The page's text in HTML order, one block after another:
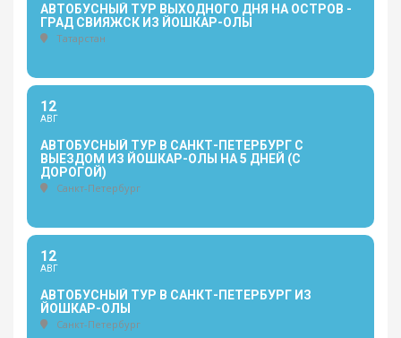
АВТОБУСНЫЙ ТУР ВЫХОДНОГО ДНЯ НА ОСТРОВ -
ГРАД СВИЯЖСК ИЗ ЙОШКАР-ОЛЫ
Татарстан
12
АВГ
АВТОБУСНЫЙ ТУР В САНКТ-ПЕТЕРБУРГ С
ВЫЕЗДОМ ИЗ ЙОШКАР-ОЛЫ НА 5 ДНЕЙ (С
ДОРОГОЙ)
Санкт-Петербург
12
АВГ
АВТОБУСНЫЙ ТУР В САНКТ-ПЕТЕРБУРГ ИЗ
ЙОШКАР-ОЛЫ
Санкт-Петербург